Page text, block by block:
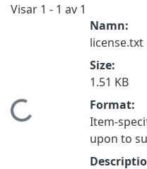
Visar 1 - 1 av 1
Hämtar...
Namn:
license.txt
Size:
1.51 KB
Format:
Item-
upon to